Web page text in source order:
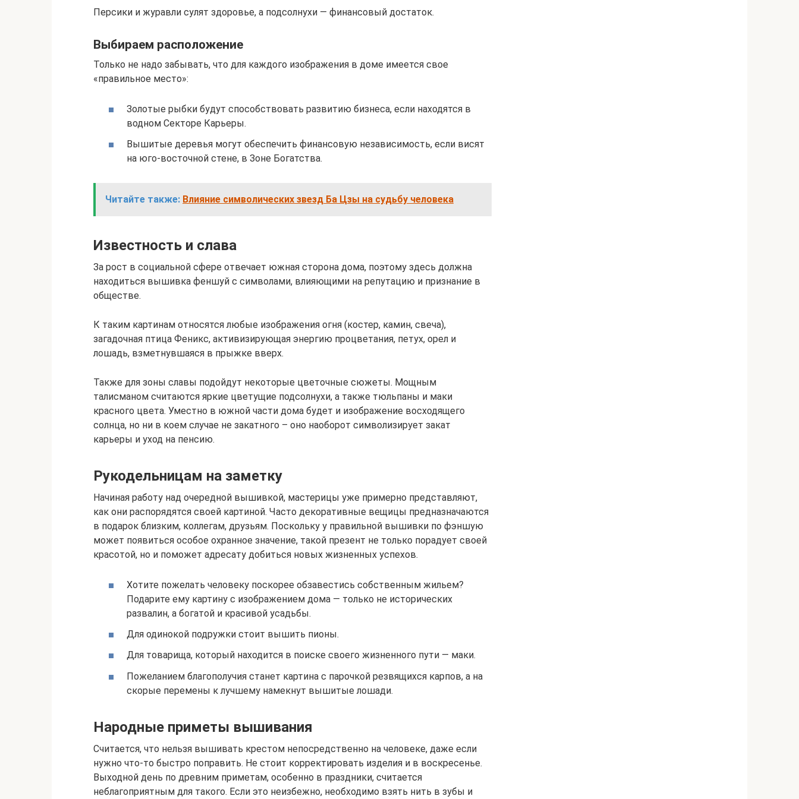
Персики и журавли сулят здоровье, а подсолнухи — финансовый достаток.
Выбираем расположение
Только не надо забывать, что для каждого изображения в доме имеется свое
«правильное место»:
Золотые рыбки будут способствовать развитию бизнеса, если находятся в
водном Секторе Карьеры.
Вышитые деревья могут обеспечить финансовую независимость, если висят
на юго-восточной стене, в Зоне Богатства.
Читайте также: Влияние символических звезд Ба Цзы на судьбу человека
Известность и слава
За рост в социальной сфере отвечает южная сторона дома, поэтому здесь должна
находиться вышивка феншуй с символами, влияющими на репутацию и признание в
обществе.
К таким картинам относятся любые изображения огня (костер, камин, свеча),
загадочная птица Феникс, активизирующая энергию процветания, петух, орел и
лошадь, взметнувшаяся в прыжке вверх.
Также для зоны славы подойдут некоторые цветочные сюжеты. Мощным
талисманом считаются яркие цветущие подсолнухи, а также тюльпаны и маки
красного цвета. Уместно в южной части дома будет и изображение восходящего
солнца, но ни в коем случае не закатного – оно наоборот символизирует закат
карьеры и уход на пенсию.
Рукодельницам на заметку
Начиная работу над очередной вышивкой, мастерицы уже примерно представляют,
как они распорядятся своей картиной. Часто декоративные вещицы предназначаются
в подарок близким, коллегам, друзьям. Поскольку у правильной вышивки по фэншую
может появиться особое охранное значение, такой презент не только порадует своей
красотой, но и поможет адресату добиться новых жизненных успехов.
Хотите пожелать человеку поскорее обзавестись собственным жильем?
Подарите ему картину с изображением дома — только не исторических
развалин, а богатой и красивой усадьбы.
Для одинокой подружки стоит вышить пионы.
Для товарища, который находится в поиске своего жизненного пути — маки.
Пожеланием благополучия станет картина с парочкой резвящихся карпов, а на
скорые перемены к лучшему намекнут вышитые лошади.
Народные приметы вышивания
Считается, что нельзя вышивать крестом непосредственно на человеке, даже если
нужно что-то быстро поправить. Не стоит корректировать изделия и в воскресенье.
Выходной день по древним приметам, особенно в праздники, считается
неблагоприятным для такого. Если это неизбежно, необходимо взять нить в зубы и